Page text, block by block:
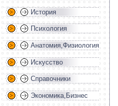
История
Психология
Анатомия,Физиология
Искусство
Справочники
Экономика,Бизнес